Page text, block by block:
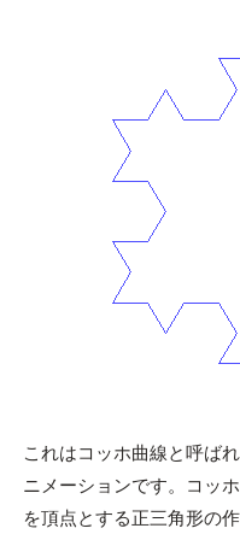
これはコッホ曲線と呼ば
ニメーションです。コッ
を頂点とする正三角形の